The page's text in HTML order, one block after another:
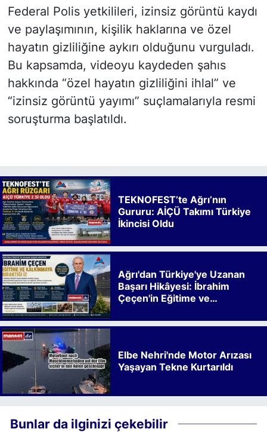
Federal Polis yetkilileri, izinsiz görüntü kaydı
ve paylaşımının, kişilik haklarına ve özel
hayatın gizliliğine aykırı olduğunu vurguladı.
Bu kapsamda, videoyu kaydeden şahıs
hakkında “özel hayatın gizliliğini ihlal” ve
“izinsiz görüntü yayımı” suçlamalarıyla resmi
soruşturma başlatıldı.
TEKNOFEST’te Ağrı’nın
Gururu: AİÇÜ Takımı Türkiye
İkincisi Oldu
Ağrı'dan Türkiye'ye Uzanan
Başarı Hikâyesi: İbrahim
Çeçen'in Eğitime ve
Elbe Nehri'nde Motor Arızası
Yaşayan Tekne Kurtarıldı
Bunlar da ilginizi çekebilir